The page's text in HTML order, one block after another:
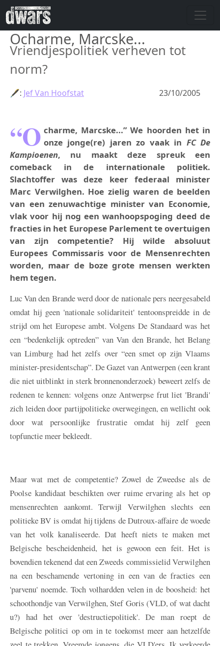
Overslaan en naar de inhoud gaan
Ocharme, Marcske...
Vriendjespolitiek verheven tot
norm?
23/10/2005
🖋: Jef Van Hoofstat
“O charme, Marcske...” We hoorden het in
onze jonge(re) jaren zo vaak in FC De
Kampioenen, nu maakt deze spreuk een
comeback in de internationale politiek.
Slachtoffer was deze keer federaal minister
Marc Verwilghen. Hoe zielig waren de beelden
van een zenuwachtige minister van Economie,
vlak voor hij nog een wanhoopspoging deed de
fracties in het Europese Parlement te overtuigen
van zijn competentie? Hij wilde absoluut
Europees Commissaris voor de Mensenrechten
worden, maar de boze grote mensen werkten
hem tegen.
Luc Van den Brande werd door de nationale pers neergesabeld
omdat hij geen 'nationale solidariteit' tentoonspreidde in de
strijd om het Europese ambt. Volgens De Standaard was het
een “bedenkelijk optreden” van Van den Brande, het Belang
van Limburg had het zelfs over “een smet op zijn Vlaams
minister-presidentschap”. De Gazet van Antwerpen (een krant
die niet uitblinkt in sterk bronnenonderzoek) beweert zelfs de
redenen te kennen: volgens onze Antwerpse frut liet 'Brandi'
zich leiden door partijpolitieke overwegingen, en wellicht ook
door wat persoonlijke frustratie omdat hij zelf geen
topfunctie meer bekleedt.
Maar wat met de competentie? Zowel de Zweedse als de
Poolse kandidaat beschikten over ruime ervaring als het op
mensenrechten aankomt. Terwijl Verwilghen slechts een
politieke BV is omdat hij tijdens de Dutroux-affaire de woede
van het volk kanaliseerde. Dat heeft niets te maken met
Belgische bescheidenheid, het is gewoon een feit. Het is
bovendien tekenend dat een Zweeds commissielid Verwilghen
na een beschamende vertoning in een van de fracties een
'parvenu' noemde. Toch volhardden velen in de boosheid: het
schoothondje van Verwilghen, Stef Goris (VLD, of wat dacht
u?) had het over 'destructiepolitiek'. De man roept de
Belgische politici op om in te toekomst meer aan hetzelfde